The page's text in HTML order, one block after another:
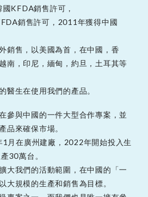
KFDA銷售許可，
銷售許可，2011年獲得中國
銷售，以美國為首，在中國，香
南，印尼，緬甸，約旦，土耳其等
醫生在使用我們的產品。
參與中國的一件大型合作專案，並
品來確保市場。
月在廣州建廠，2022年開始投入生
30萬台。
大我們的活動範圍，在中國的「一
大規模的生產和銷售為目標。